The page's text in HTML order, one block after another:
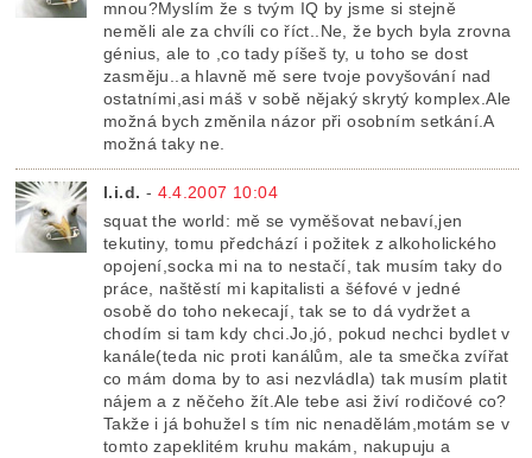
mnou?Myslím že s tvým IQ by jsme si stejně
neměli ale za chvíli co říct..Ne, že bych byla zrovna
génius, ale to ,co tady píšeš ty, u toho se dost
zasměju..a hlavně mě sere tvoje povyšování nad
ostatními,asi máš v sobě nějaký skrytý komplex.Ale
možná bych změnila názor při osobním setkání.A
možná taky ne.
l.i.d. - 4.4.2007 10:04
squat the world: mě se vyměšovat nebaví,jen
tekutiny, tomu předchází i požitek z alkoholického
opojení,socka mi na to nestačí, tak musím taky do
práce, naštěstí mi kapitalisti a šéfové v jedné
osobě do toho nekecají, tak se to dá vydržet a
chodím si tam kdy chci.Jo,jó, pokud nechci bydlet v
kanále(teda nic proti kanálům, ale ta smečka zvířat
co mám doma by to asi nezvládla) tak musím platit
nájem a z něčeho žít.Ale tebe asi živí rodičové co?
Takže i já bohužel s tím nic nenadělám,motám se v
tomto zapeklitém kruhu makám, nakupuju a